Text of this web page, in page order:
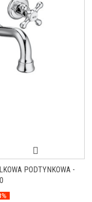
PODTYNKOWA -